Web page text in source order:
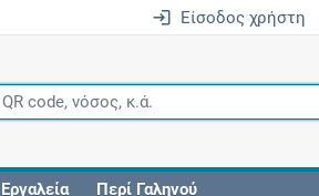
Είσοδος χρήστη
Εργαλεία Περί Γαληνού